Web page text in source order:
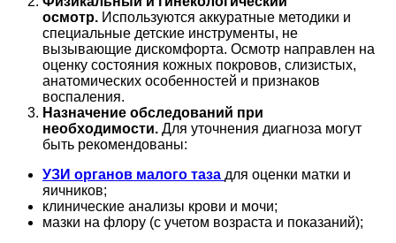
осмотр. Используются аккуратные методики и
специальные детские инструменты, не
вызывающие дискомфорта. Осмотр направлен на
оценку состояния кожных покровов, слизистых,
анатомических особенностей и признаков
воспаления.
Назначение обследований при
необходимости. Для уточнения диагноза могут
быть рекомендованы:
УЗИ органов малого таза для оценки матки и
яичников;
клинические анализы крови и мочи;
мазки на флору (с учетом возраста и показаний);